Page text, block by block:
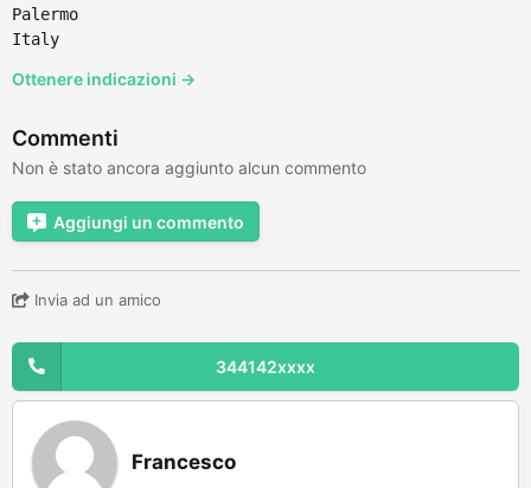
Palermo
Italy
Ottenere indicazioni →
Commenti
Non è stato ancora aggiunto alcun commento
Aggiungi un commento
Invia ad un amico
344142xxxx
Francesco